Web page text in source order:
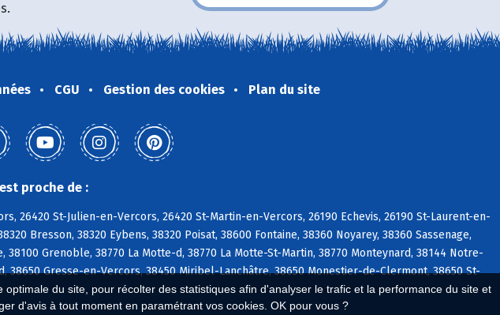
du site, pour récolter des statistiques afin d'analyser le trafic et la performance du site et
d'avis à tout moment en paramétrant vos cookies. OK pour vous ?
CGU Gestion des cookies Plan du site
proche de :
26420 St-Julien-en-Vercors, 26420 St-Martin-en-Vercors, 26190 Echevis, 26190 St-Laurent-en-
Bresson, 38320 Eybens, 38320 Poisat, 38600 Fontaine, 38360 Noyarey, 38360 Sassenage,
38100 Grenoble, 38770 La Motte-d, 38770 La Motte-St-Martin, 38770 Monteynard, 38144 Notre-
38650 Gresse-en-Vercors, 38450 Miribel-Lanchâtre, 38650 Monestier-de-Clermont, 38650 St-